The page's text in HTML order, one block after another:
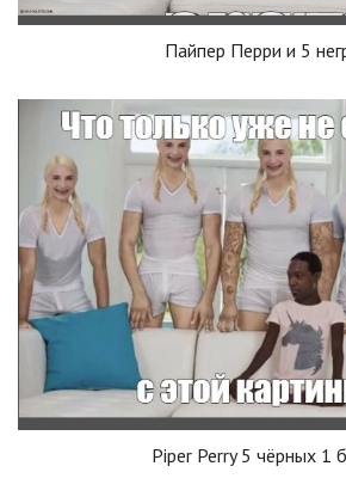
Пайпер Перри и 5
Piper Perry 5 чёрных 1